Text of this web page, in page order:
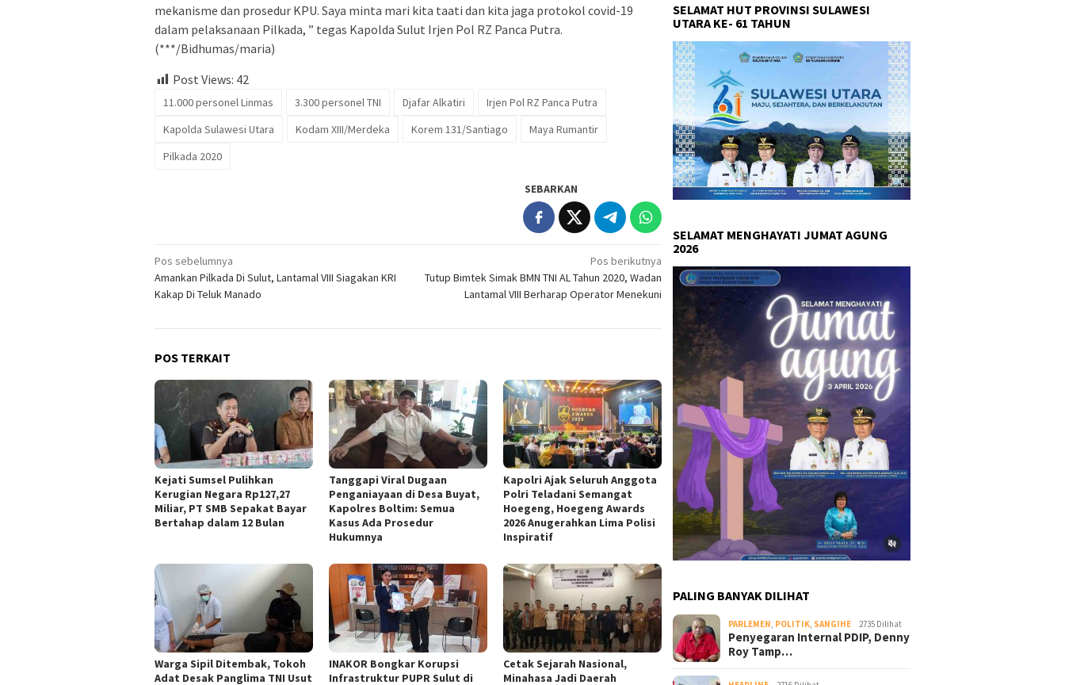
mekanisme dan prosedur KPU. Saya minta mari kita taati dan kita jaga protokol covid-19
dalam pelaksanaan Pilkada, ” tegas Kapolda Sulut Irjen Pol RZ Panca Putra.
(***/Bidhumas/maria)
Post Views: 42
11.000 personel Linmas 3.300 personel TNI Djafar Alkatiri
Irjen Pol RZ Panca Putra
Kapolda Sulawesi Utara
Kodam XIII/Merdeka Korem 131/Santiago
Maya Rumantir
Pilkada 2020
SEBARKAN
Navigasi
pos
Pos sebelumnya
Amankan Pilkada Di Sulut, Lantamal VIII Siagakan KRI
Kakap Di Teluk Manado
Pos berikutnya
Tutup Bimtek Simak BMN TNI AL Tahun 2020, Wadan
Lantamal VIII Berharap Operator Menekuni
POS TERKAIT
Kejati Sumsel Pulihkan
Kerugian Negara Rp127,27
Miliar, PT SMB Sepakat Bayar
Bertahap dalam 12 Bulan
Tanggapi Viral Dugaan
Penganiayaan di Desa Buyat,
Kapolres Boltim: Semua
Kasus Ada Prosedur
Hukumnya
Kapolri Ajak Seluruh Anggota
Polri Teladani Semangat
Hoegeng, Hoegeng Awards
2026 Anugerahkan Lima Polisi
Inspiratif
Warga Sipil Ditembak, Tokoh
Adat Desak Panglima TNI Usut
INAKOR Bongkar Korupsi
Infrastruktur PUPR Sulut di
Cetak Sejarah Nasional,
Minahasa Jadi Daerah
SELAMAT HUT PROVINSI SULAWESI
UTARA KE- 61 TAHUN
SELAMAT MENGHAYATI JUMAT AGUNG
2026
PALING BANYAK DILIHAT
PARLEMEN, POLITIK, SANGIHE 2735 Dilihat
Penyegaran Internal PDIP, Denny
Roy Tamp…